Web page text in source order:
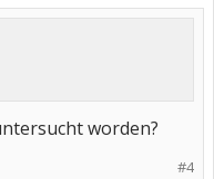
worden?
#4